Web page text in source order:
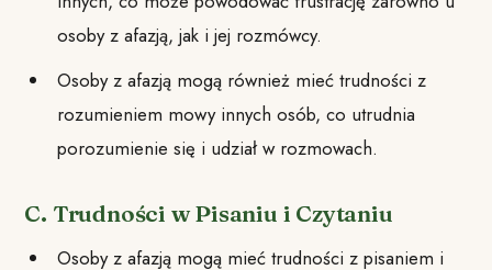
osoby z afazją, jak i jej rozmówcy.
Osoby z afazją mogą również mieć trudności z
rozumieniem mowy innych osób, co utrudnia
porozumienie się i udział w rozmowach.
C. Trudności w Pisaniu i Czytaniu
Osoby z afazją mogą mieć trudności z pisaniem i